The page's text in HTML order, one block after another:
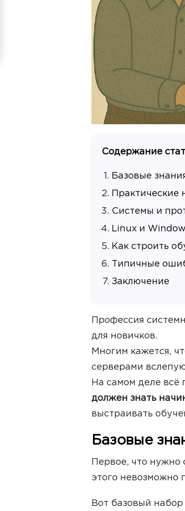
Содержание
Базовые
Практические
Системы и
Linux и
Как строить
Типичные
Заключение
Профессия
для новичков.
Многим кажется,
серверами
На самом деле всё
должен знать
выстраивать
Базовые
Первое, что нужно
этого невозможно
Вот базовый набор